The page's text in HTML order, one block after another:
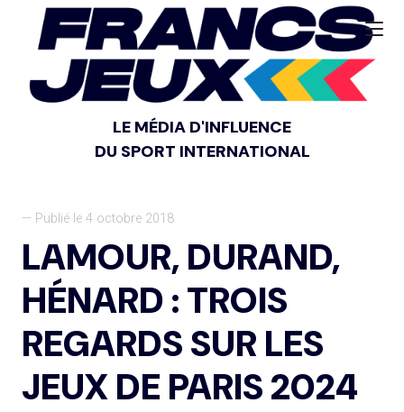
LE MÉDIA D'INFLUENCE
DU SPORT INTERNATIONAL
— Publié le 4 octobre 2018
LAMOUR, DURAND,
HÉNARD : TROIS
REGARDS SUR LES
JEUX DE PARIS 2024